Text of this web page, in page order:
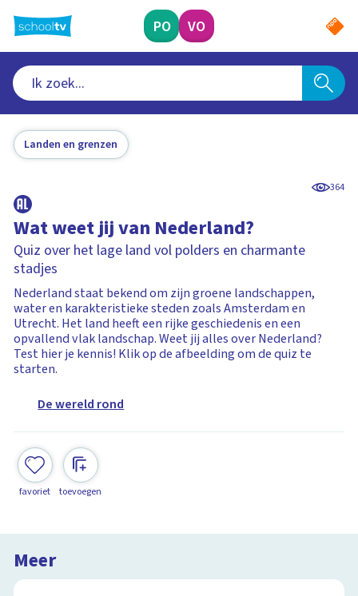
naar
hoofdinhoud
PO VO
Landen en grenzen
364
Wat weet jij van Nederland?
Quiz over het lage land vol polders en charmante
stadjes
Nederland staat bekend om zijn groene landschappen,
water en karakteristieke steden zoals Amsterdam en
Utrecht. Het land heeft een rijke geschiedenis en een
opvallend vlak landschap. Weet jij alles over Nederland?
Test hier je kennis! Klik op de afbeelding om de quiz te
starten.
De wereld rond
favoriet toevoegen
Meer